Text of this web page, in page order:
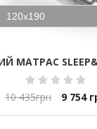
10 435грн 9 754